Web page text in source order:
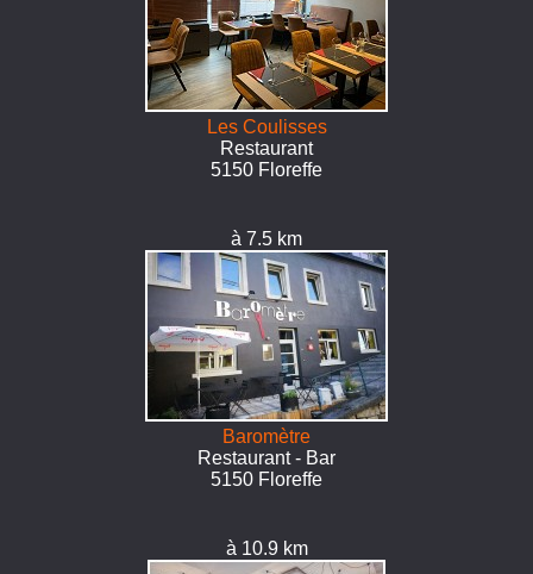
Les Coulisses
Restaurant
5150 Floreffe
à 7.5 km
Baromètre
Restaurant - Bar
5150 Floreffe
à 10.9 km